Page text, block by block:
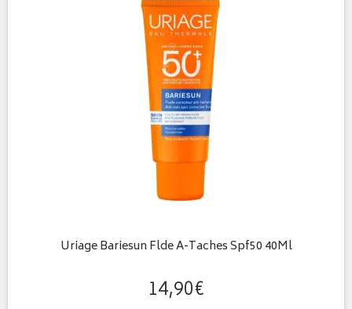
Uriage Bariesun Flde A-Taches Spf50 40Ml
14,90€